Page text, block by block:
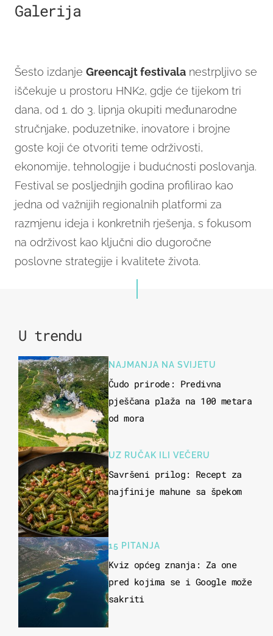
Galerija
Šesto izdanje Greencajt festivala nestrpljivo se
iščekuje u prostoru HNK2, gdje će tijekom tri
dana, od 1. do 3. lipnja okupiti međunarodne
stručnjake, poduzetnike, inovatore i brojne
goste koji će otvoriti teme održivosti,
ekonomije, tehnologije i budućnosti poslovanja.
Festival se posljednjih godina profilirao kao
jedna od važnijih regionalnih platformi za
razmjenu ideja i konkretnih rješenja, s fokusom
na održivost kao ključni dio dugoročne
poslovne strategije i kvalitete života.
U trendu
NAJMANJA NA SVIJETU
Čudo prirode: Predivna
pješčana plaža na 100 metara
od mora
UZ RUČAK ILI VEČERU
Savršeni prilog: Recept za
najfinije mahune sa špekom
15 PITANJA
Kviz općeg znanja: Za one
pred kojima se i Google može
sakriti